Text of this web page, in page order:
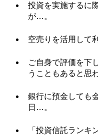
投資を実施するに
が…。
空売りを活用して
ご自身で評価を下
うこともあると思
銀行に預金しても
日…。
「投資信託ランキ